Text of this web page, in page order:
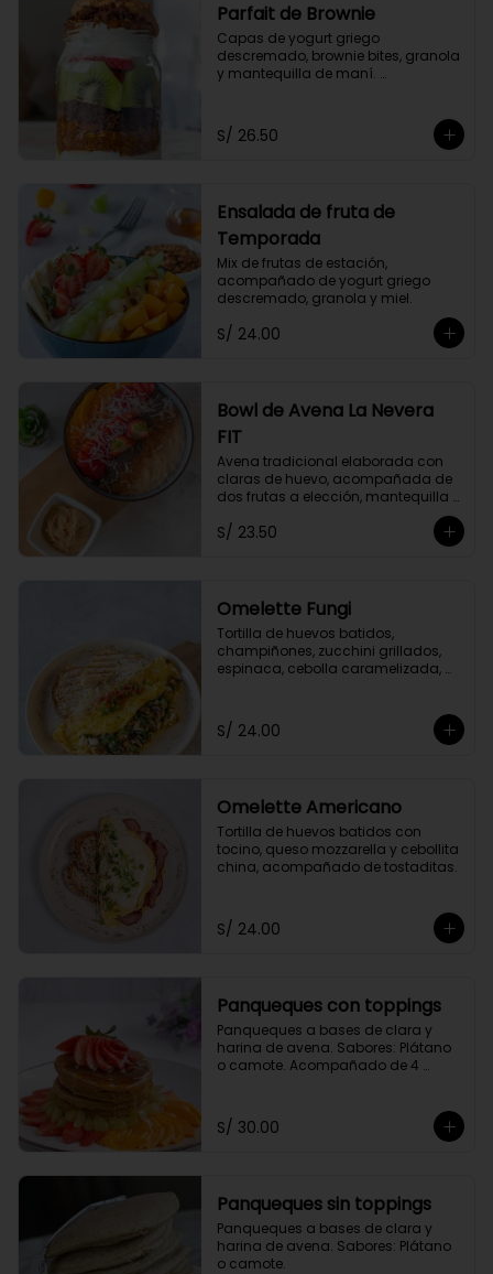
Parfait de Brownie
Capas de yogurt griego
descremado, brownie bites, granola
y mantequilla de maní.
S/ 26.50
Ensalada de fruta de
Temporada
Mix de frutas de estación,
acompañado de yogurt griego
descremado, granola y miel.
S/ 24.00
Bowl de Avena La Nevera
FIT
Avena tradicional elaborada con
claras de huevo, acompañada de
dos frutas a elección, mantequilla
de maní, coco rallado, semillas de
chia y un toque de canela.
S/ 23.50
Omelette Fungi
Tortilla de huevos batidos,
champiñones, zucchini grillados,
espinaca, cebolla caramelizada,
S/ 24.00
Omelette Americano
Tortilla de huevos batidos con
tocino, queso mozzarella y cebollita
china, acompañado de tostaditas.
S/ 24.00
Panqueques con toppings
Panqueques a bases de clara y
harina de avena. Sabores: Plátano
o camote. Acompañado de 4
S/ 30.00
Panqueques sin toppings
Panqueques a bases de clara y
harina de avena. Sabores: Plátano
o camote.